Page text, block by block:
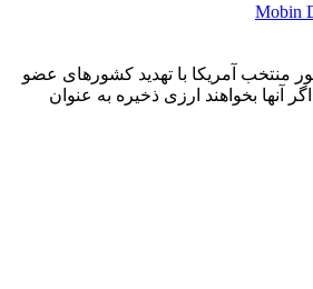
Mobin
منتخب آمریکا با تهدید کشورهای عضو
آنها بخواهند ارزی ذخیره به عنوان